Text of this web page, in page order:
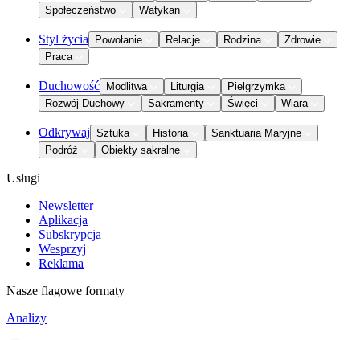
Społeczeństwo
Watykan
Styl życia Powołanie Relacje Rodzina
Zdrowie
Praca
Duchowość Modlitwa Liturgia
Pielgrzymka
Rozwój Duchowy
Sakramenty Święci Wiara
Odkrywaj Sztuka Historia
Sanktuaria Maryjne
Podróż
Obiekty sakralne
Usługi
Newsletter
Aplikacja
Subskrypcja
Wesprzyj
Reklama
Nasze flagowe formaty
Analizy